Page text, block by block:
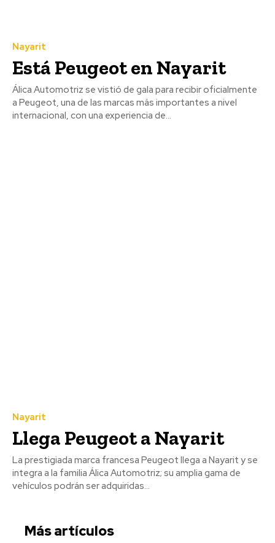
Nayarit
Está Peugeot en Nayarit
Álica Automotriz se vistió de gala para recibir oficialmente
a Peugeot, una de las marcas más importantes a nivel
internacional, con una experiencia de...
Nayarit
Llega Peugeot a Nayarit
La prestigiada marca francesa Peugeot llega a Nayarit y se
integra a la familia Álica Automotriz; su amplia gama de
vehículos podrán ser adquiridas...
Más artículos